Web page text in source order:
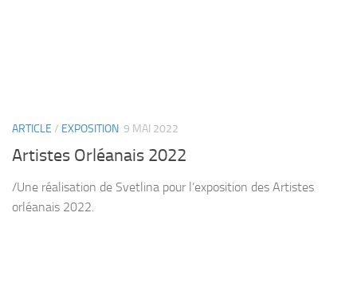
ARTICLE / EXPOSITION 9 MAI 2022
Artistes Orléanais 2022
/Une réalisation de Svetlina pour l’exposition des Artistes
orléanais 2022.